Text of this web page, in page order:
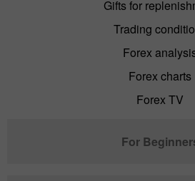
Gifts for
Trading
Forex
Forex charts
Forex TV
For